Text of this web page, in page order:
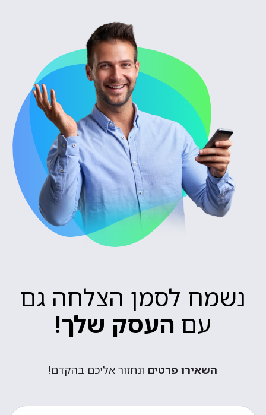
נשמח לסמן הצלחה גם
עם העסק שלך!
השאירו פרטים ונחזור אליכם בהקדם!